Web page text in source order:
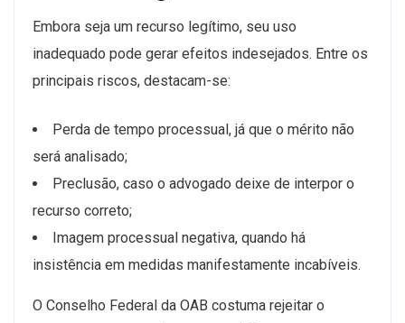
Embora seja um recurso legítimo, seu uso
inadequado pode gerar efeitos indesejados. Entre os
principais riscos, destacam-se:
Perda de tempo processual, já que o mérito não
será analisado;
Preclusão, caso o advogado deixe de interpor o
recurso correto;
Imagem processual negativa, quando há
insistência em medidas manifestamente incabíveis.
O Conselho Federal da OAB costuma rejeitar o